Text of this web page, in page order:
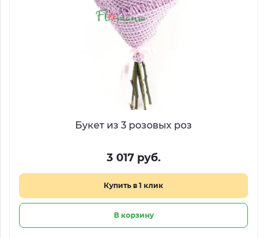
Букет из 3 розовых роз
3 017 руб.
Купить в 1 клик
В корзину